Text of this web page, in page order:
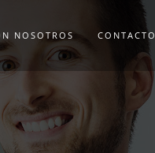
NOSOTROS CONTACTO